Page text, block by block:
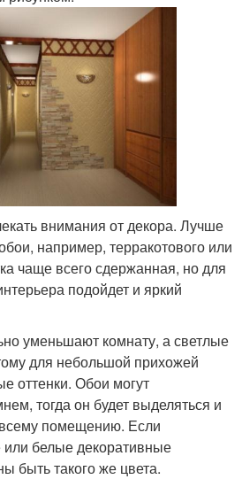
внимания от декора. Лучше
например, терракотового или
чаще всего сдержанная, но для
подойдет и яркий
уменьшают комнату, а светлые
для небольшой прихожей
оттенки. Обои могут
тогда он будет выделяться и
помещению. Если
или белые декоративные
быть такого же цвета.